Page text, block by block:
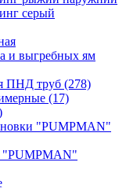
серый
и выгребных ям
ПНД труб (278)
(17)
"PUMPMAN"
"PUMPMAN"